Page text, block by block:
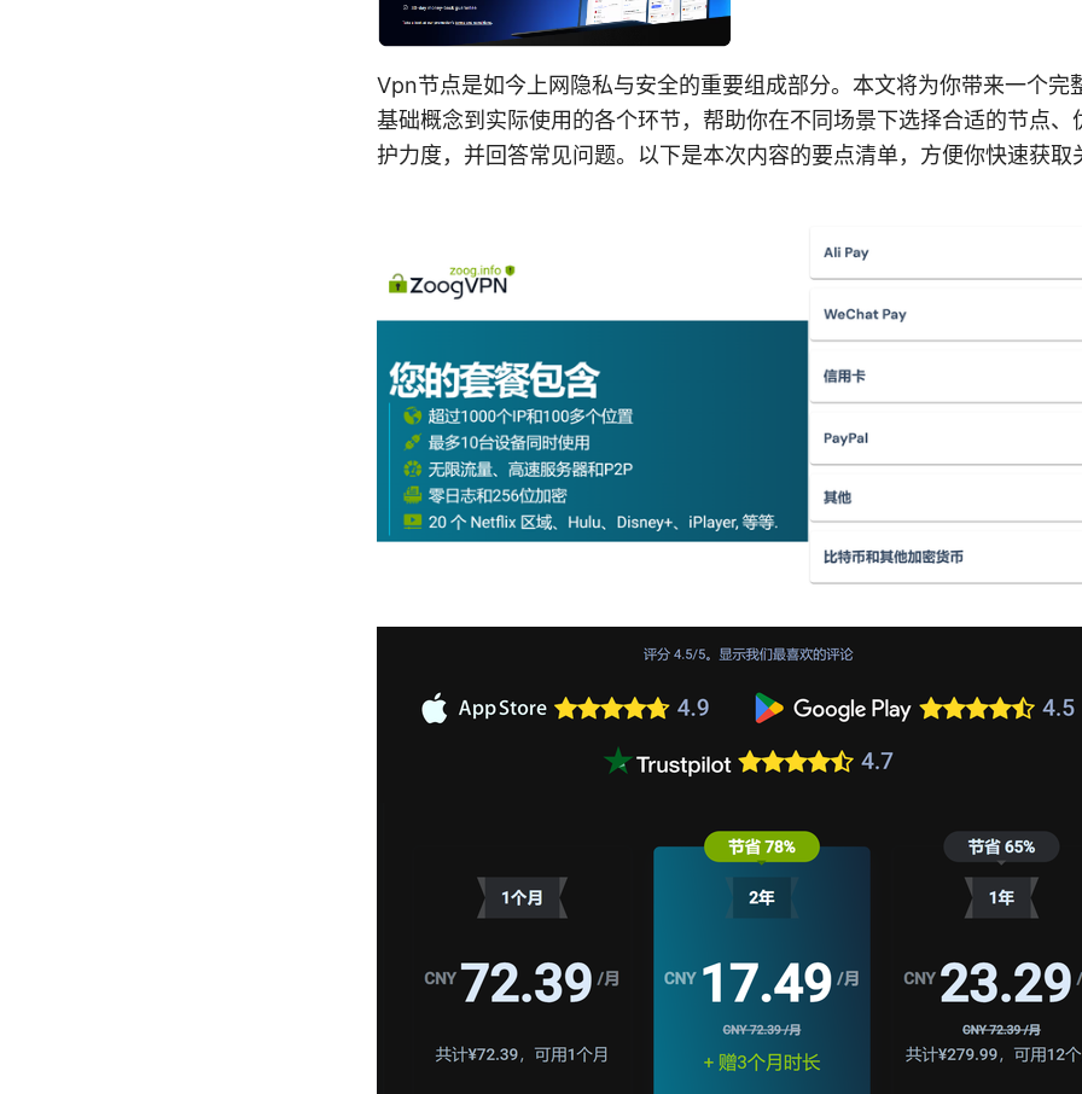
Vpn节点是如今上网隐私与安全的重要组成部分。本文将为你带来一个完
基础概念到实际使用的各个环节，帮助你在不同场景下选择合适的节点、
护力度，并回答常见问题。以下是本次内容的要点清单，方便你快速获取